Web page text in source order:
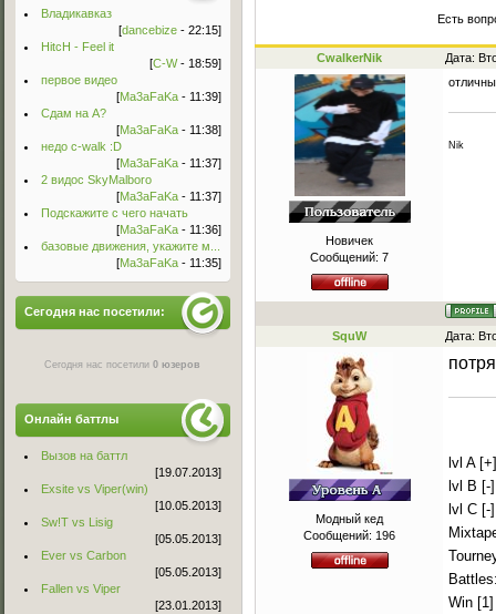
Есть
CwalkerNik Дата:
Новичек
Сообщений: 7
Nik
SquW Дата:
Модный кед
Сообщений: 196
lvl A [+]
lvl B [-]
lvl C [-]
Win [1]
Владикавказ
[dancebize - 22:15]
HitcH - Feel it
[C-W- 18:59]
первое видео
[Ma3aFaKa - 11:39]
Сдам на А?
[Ma3aFaKa - 11:38]
недо c-walk :D
[Ma3aFaKa - 11:37]
2 видос SkyMalboro
[Ma3aFaKa - 11:37]
Подскажите с чего начать
[Ma3aFaKa - 11:36]
базовые движения, укажите м...
[Ma3aFaKa - 11:35]
Сегодня нас посетили:
Сегодня нас посетили0 юзеров
Онлайн баттлы
Вызов на баттл
[19.07.2013]
Exsite vs Viper(win)
[10.05.2013]
Sw!T vs Lisig
[05.05.2013]
Ever vs Carbon
[05.05.2013]
Fallen vs Viper
[23.01.2013]